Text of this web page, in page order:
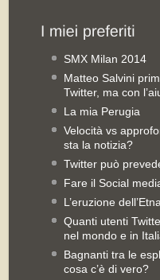
SMX Milan 2014
Matteo Salvini
Twitter, ma con
La mia Perugia
Velocità vs
sta la notizia?
Twitter può
Fare il Social
L’eruzione
Quanti utenti
nel mondo e in
Bagnanti tra le
cosa c’è di vero?